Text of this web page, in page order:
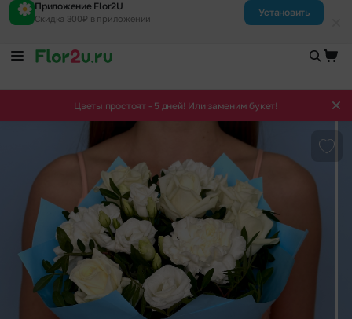
Приложение Flor2U
Скидка 300₽ в приложении
Установить
Цветы простоят - 5 дней! Или заменим букет!